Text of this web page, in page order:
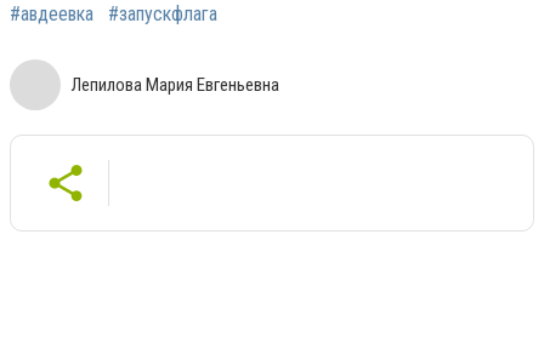
#авдеевка
#запускфлага
Лепилова Мария Евгеньевна